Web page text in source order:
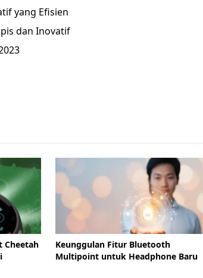
yang Efisien
dan Inovatif
Cheetah
Keunggulan Fitur Bluetooth
Multipoint untuk Headphone Baru